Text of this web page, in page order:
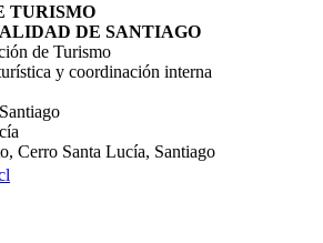
TURISMO
DE SANTIAGO
de Turismo
y coordinación interna
Cerro Santa Lucía, Santiago